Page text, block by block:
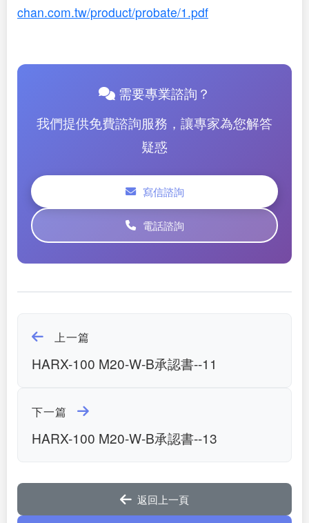
chan.com.tw/product/probate/1.pdf
需要專業諮詢？
我們提供免費諮詢服務，讓專家為您解答
疑惑
寫信諮詢
電話諮詢
上一篇
HARX-100 M20-W-B承認書--11
下一篇
HARX-100 M20-W-B承認書--13
返回上一頁